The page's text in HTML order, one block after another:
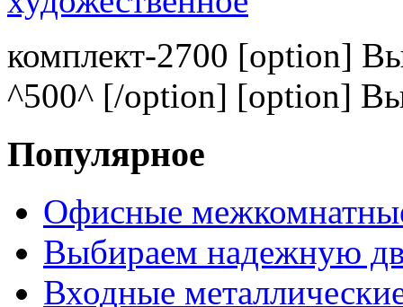
комплект-2700 [option]
^500^ [/option] [option]
Популярное
Офисные
Выбираем надежную
Входные